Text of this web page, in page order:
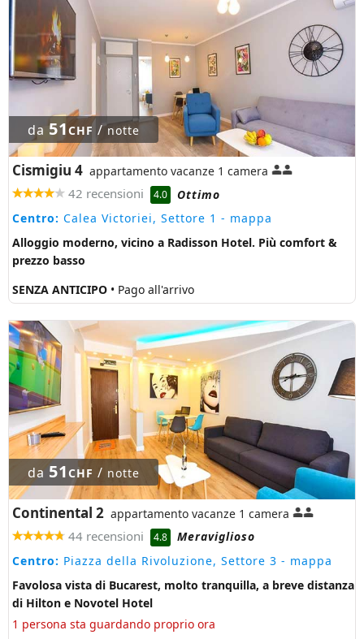
da 51CHF /notte
Cismigiu 4 appartamento vacanze 1 camera
42 recensioni 4.0
Ottimo
Centro: Calea Victoriei, Settore 1 - mappa
Alloggio moderno, vicino a Radisson Hotel. Più comfort &
prezzo basso
SENZA ANTICIPO • Pago all'arrivo
da51CHF / notte
Continental 2 appartamento vacanze 1 camera
44 recensioni 4.8
Meraviglioso
Centro: Piazza della Rivoluzione, Settore 3 - mappa
Favolosa vista di Bucarest, molto tranquilla, a breve distanza
di Hilton e Novotel Hotel
1 persona sta guardando proprio ora